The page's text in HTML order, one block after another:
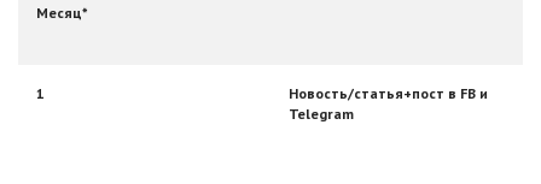
Месяц*
1
Новость/статья+пост в FB и
Telegram